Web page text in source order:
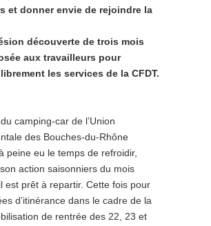
et donner envie de rejoindre la
découverte de trois mois
aux travailleurs pour
les services de la CFDT.
camping-car de l’Union
des Bouches-du-Rhône
peine eu le temps de refroidir,
action saisonniers du mois
est prêt à repartir. Cette fois pour
d’itinérance dans le cadre de la
de rentrée des 22, 23 et